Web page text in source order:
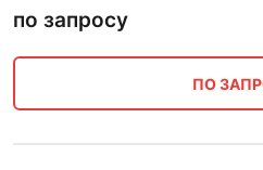
по запросу
ПО